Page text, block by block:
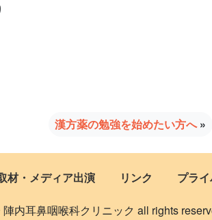
漢方薬の勉強を始めたい方へ»
材・メディア出演 リンク プラ
内耳鼻咽喉科クリニック all rights